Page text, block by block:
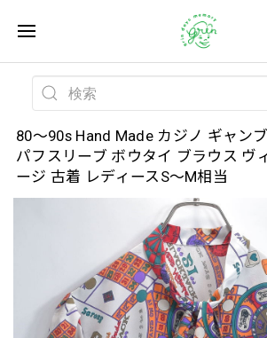
80～90s Hand Made カジノ ギャン
パフスリーブ ボウタイ ブラウス ヴ
ージ 古着 レディースS～M相当